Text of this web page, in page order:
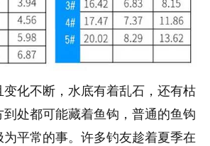
变化不断，水底有着乱石，还有枯
处都可能藏着鱼钩，普通的鱼钩
平常的事。许多钓友趁着夏季在